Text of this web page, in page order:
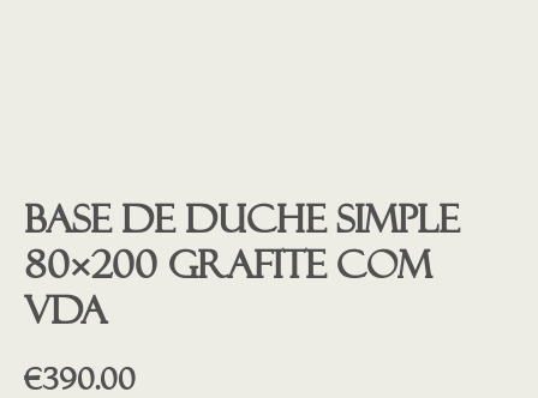
Base de duche SIMPLE
80×200 GRAFITE COM
VDA
€390.00